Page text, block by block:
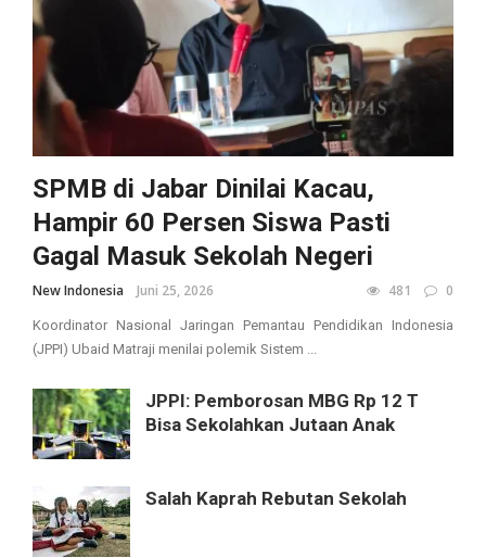
SPMB di Jabar Dinilai Kacau,
Hampir 60 Persen Siswa Pasti
Gagal Masuk Sekolah Negeri
New Indonesia Juni 25, 2026 481 0
Koordinator Nasional Jaringan Pemantau Pendidikan Indonesia
(JPPI) Ubaid Matraji menilai polemik Sistem ...
JPPI: Pemborosan MBG Rp 12 T
Bisa Sekolahkan Jutaan Anak
Salah Kaprah Rebutan Sekolah